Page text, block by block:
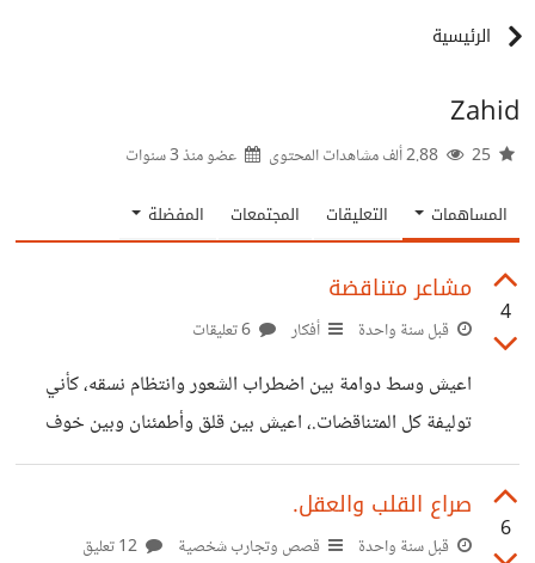
الرئيسية
Zahid
عضو منذ3 سنوات
المساهمات التعليقات المجتمعات المفضلة
4
مشاعر متناقضة
قبل سنة واحدة أفكار
اعيش وسط دوامة بين اضطراب الشعور وانتظام نسقه، كأني
توليفة كل المتناقضات.، اعيش بين قلق وأطمئنان وبين خوف
وامان ،وبين الحادٍ وايمان. ومع ذاتي تقرع طبول للحرب وتتلى
اناشيد السلام. فلم اعرف على اي الوجهين انا،
6
صراع القلب والعقل.
قبل سنة واحدة قصص وتجارب شخصية